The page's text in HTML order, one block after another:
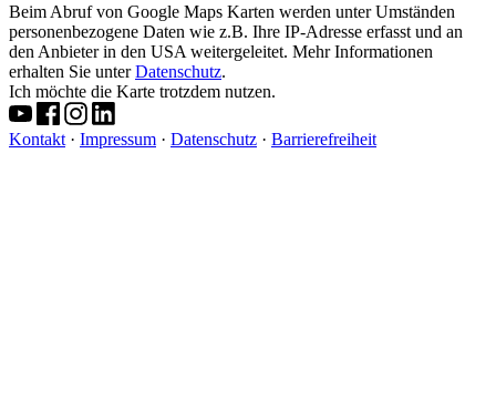
Beim Abruf von Google Maps Karten werden unter Umständen
personenbezogene Daten wie z.B. Ihre IP-Adresse erfasst und an
den Anbieter in den USA weitergeleitet. Mehr Informationen
erhalten Sie unterDatenschutz.
Ich möchte die Karte trotzdem nutzen.
Kontakt · Impressum · Datenschutz · Barrierefreiheit